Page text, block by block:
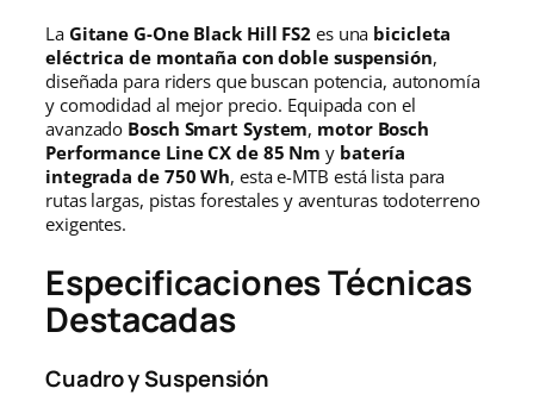
0
,
0
0
.
0
€
.
La Gitane G-One Black Hill FS2 es una bicicleta
eléctrica de montaña con doble suspensión,
diseñada para riders que buscan potencia, autonomía
y comodidad al mejor precio. Equipada con el
avanzado Bosch Smart System, motor Bosch
Performance Line CX de 85 Nm y batería
integrada de 750 Wh, esta e-MTB está lista para
rutas largas, pistas forestales y aventuras todoterreno
exigentes.
Especificaciones Técnicas
Destacadas
Cuadro y Suspensión